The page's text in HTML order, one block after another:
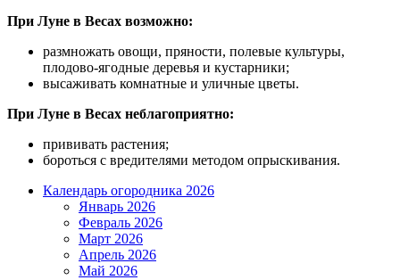
При Луне в Весах возможно:
размножать овощи, пряности, полевые культуры,
плодово-ягодные деревья и кустарники;
высаживать комнатные и уличные цветы.
При Луне в Весах неблагоприятно:
прививать растения;
бороться с вредителями методом опрыскивания.
Календарь огородника 2026
Январь 2026
Февраль 2026
Март 2026
Апрель 2026
Май 2026